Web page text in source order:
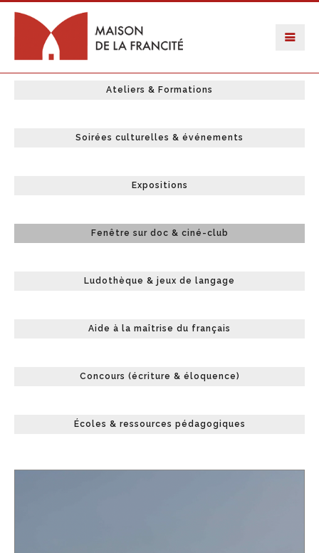
Ateliers & Formations
Soirées culturelles & événements
Expositions
Fenêtre sur doc & ciné-club
Ludothèque & jeux de langage
Aide à la maîtrise du français
Concours (écriture & éloquence)
Écoles & ressources pédagogiques